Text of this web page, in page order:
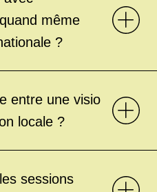
même
?
entre une visio
locale ?
sessions